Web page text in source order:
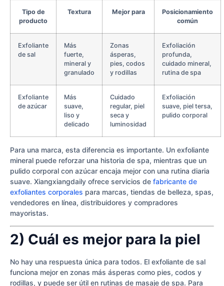
Tipo de
producto
Textura Mejor para
Posicionamiento
común
Exfoliante
de sal
Más
fuerte,
mineral y
granulado
Zonas
ásperas,
pies, codos
y rodillas
Exfoliación
profunda,
cuidado mineral,
rutina de spa
Exfoliante
de azúcar
Más
suave,
liso y
delicado
Cuidado
regular, piel
seca y
luminosidad
Exfoliación
suave, piel tersa,
pulido corporal
Para una marca, esta diferencia es importante. Un exfoliante
mineral puede reforzar una historia de spa, mientras que un
pulido corporal con azúcar encaja mejor con una rutina diaria
suave. Xiangxiangdaily ofrece servicios de fabricante de
exfoliantes corporales para marcas, tiendas de belleza, spas,
vendedores en línea, distribuidores y compradores
mayoristas.
2) Cuál es mejor para la piel
No hay una respuesta única para todos. El exfoliante de sal
funciona mejor en zonas más ásperas como pies, codos y
rodillas, y puede ser útil en rutinas de masaje de spa. Para